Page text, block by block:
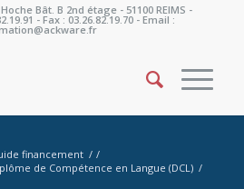
Bât. B 2nd étage - 51100 REIMS -
- Fax : 03.26.82.19.70 - Email :
financement / /
de Compétence en Langue (DCL) /